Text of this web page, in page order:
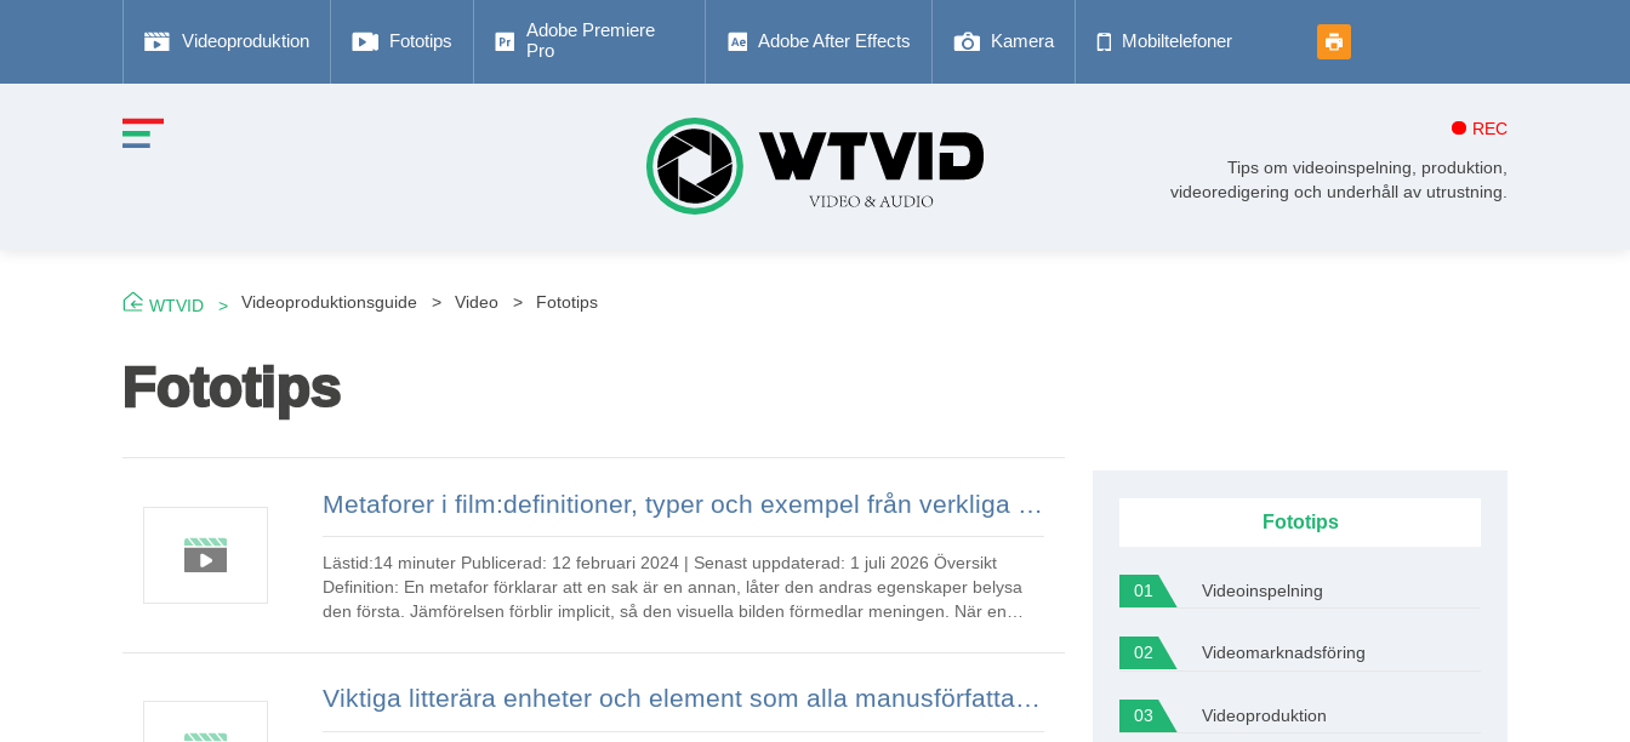
Videoproduktion Fototips
Adobe Premiere
Pro
Adobe After Effects Kamera Mobiltelefoner
REC
Tips om videoinspelning, produktion,
videoredigering och underhåll av utrustning.
WTVID Videoproduktionsguide Video Fototips
Fototips
Metaforer i film:definitioner, typer och exempel från verkliga världen
Lästid:14 minuter Publicerad: 12 februari 2024 | Senast uppdaterad: 1 juli 2026 Översikt
Definition: En metafor förklarar att en sak är en annan, låter den andras egenskaper belysa
den första. Jämförelsen förblir implicit, så den visuella bilden förmedlar meningen. När en
Viktiga litterära enheter och element som alla manusförfattare behöver
Fototips
Videoinspelning
Videomarknadsföring
Videoproduktion